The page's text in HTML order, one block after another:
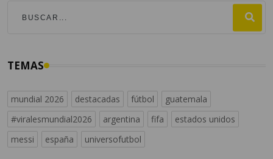
TEMAS
mundial 2026 destacadas fútbol
guatemala
#viralesmundial2026
argentina fifa
estados unidos
messi
españa universofutbol